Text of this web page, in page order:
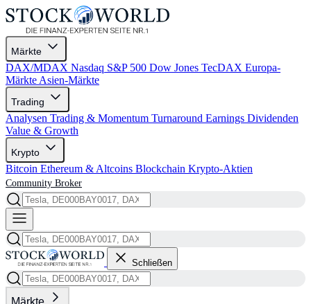
Märkte
DAX/MDAX Nasdaq S&P 500 Dow Jones TecDAX Europa-
Märkte Asien-Märkte
Trading
Analysen Trading & Momentum Turnaround Earnings Dividenden
Value & Growth
Krypto
Bitcoin Ethereum & Altcoins Blockchain Krypto-Aktien
Community Broker
Schließen
Märkte